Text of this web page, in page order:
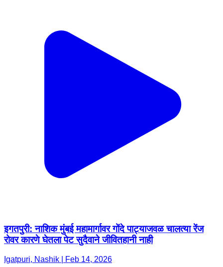
इगतपुरी: नाशिक मुंबई महामार्गावर गोंदे पाट्याजवळ चालत्या रेंज
रोवर कारणे घेतला पेट सुदैवाने जीवितहानी नाही
Igatpuri, Nashik | Feb 14, 2026